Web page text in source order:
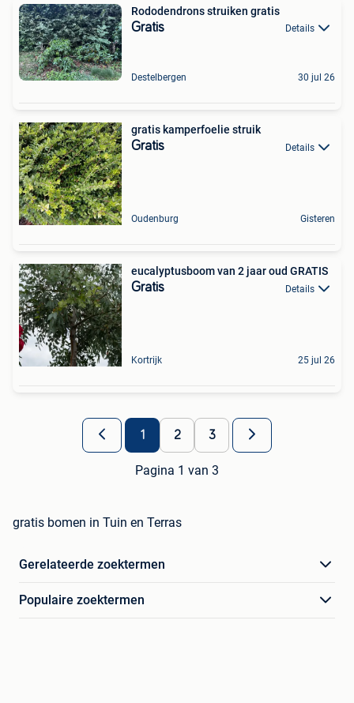
Rododendrons struiken gratis
Gratis Details
Destelbergen 30 jul 26
gratis kamperfoelie struik
Gratis Details
Oudenburg Gisteren
eucalyptusboom van 2 jaar oud GRATIS
Gratis Details
Kortrijk 25 jul 26
1 2 3
Pagina 1 van 3
gratis bomen in Tuin en Terras
Gerelateerde zoektermen
Populaire zoektermen